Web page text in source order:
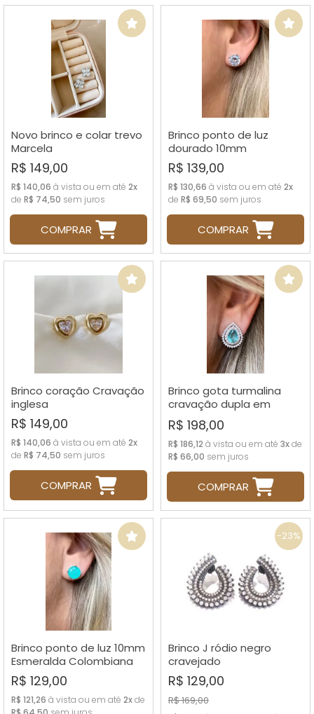
Novo brinco e colar trevo
Marcela
R$ 149,00
R$ 140,06 à vista ou em até 2x
de R$ 74,50 sem juros
COMPRAR
Brinco ponto de luz
dourado 10mm
R$ 139,00
R$ 130,66 à vista ou em até 2x
de R$ 69,50 sem juros
COMPRAR
Brinco coração Cravação
inglesa
R$ 149,00
R$ 140,06 à vista ou em até 2x
de R$ 74,50 sem juros
COMPRAR
Brinco gota turmalina
cravação dupla em
zircônias
R$ 198,00
R$ 186,12 à vista ou em até 3xde
R$ 66,00 sem juros
COMPRAR
Brinco ponto de luz 10mm
Esmeralda Colombiana
R$ 129,00
R$ 121,26 à vista ou em até 2xde
-23%
Brinco J ródio negro
cravejado
R$ 129,00
R$ 169,00